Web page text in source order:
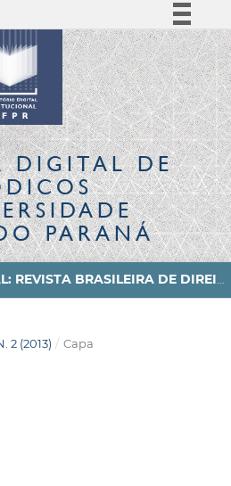
Simplifique!
Comunica BR
Participe
Acesso à informação
Legislação
Canais
DIGITALDE
PARANÁ
2 (2013) / Capa